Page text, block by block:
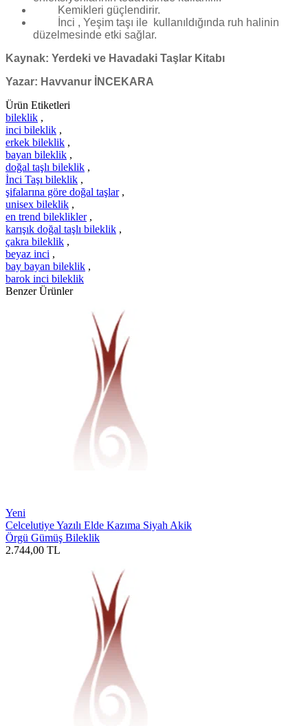
Kemikleri güçlendirir.
İnci , Yeşim taşı ile kullanıldığında ruh halinin
düzelmesinde etki sağlar.
Kaynak: Yerdeki ve Havadaki Taşlar Kitabı
Yazar: Havvanur İNCEKARA
Ürün Etiketleri
bileklik ,
inci bileklik ,
erkek bileklik ,
bayan bileklik ,
doğal taşlı bileklik ,
İnci Taşı bileklik ,
şifalarına göre doğal taşlar ,
unisex bileklik ,
en trend bileklikler ,
karışık doğal taşlı bileklik ,
çakra bileklik ,
beyaz inci ,
bay bayan bileklik ,
barok inci bileklik
Benzer Ürünler
Yeni
Celcelutiye Yazılı Elde Kazıma Siyah Akik
Örgü Gümüş Bileklik
2.744,00 TL